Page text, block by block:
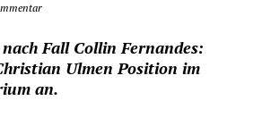
Fall Collin Fernandes:
Ulmen Position im
an.